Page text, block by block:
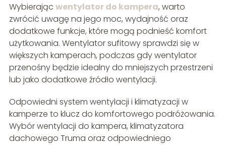
Wybierając wentylator do kampera, warto
zwrócić uwagę na jego moc, wydajność oraz
dodatkowe funkcje, które mogą podnieść komfort
użytkowania. Wentylator sufitowy sprawdzi się w
większych kamperach, podczas gdy wentylator
przenośny będzie idealny do mniejszych przestrzeni
lub jako dodatkowe źródło wentylacji.
Odpowiedni system wentylacji i klimatyzacji w
kamperze to klucz do komfortowego podróżowania.
Wybór wentylacji do kampera, klimatyzatora
dachowego Truma oraz odpowiedniego